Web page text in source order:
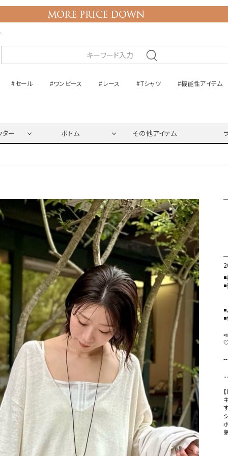
#セール #ワンピース #レース #Tシャツ #機能性アイテム
ター ボトム その他アイテム